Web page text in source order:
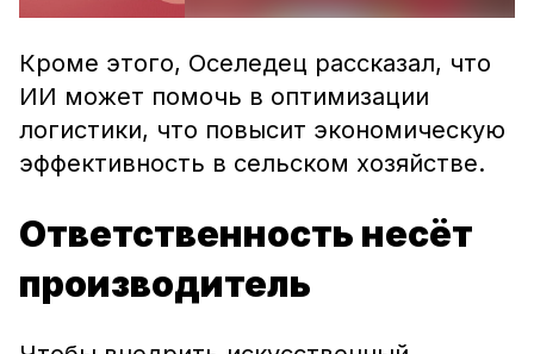
Кроме этого, Оселедец рассказал, что
ИИ может помочь в оптимизации
логистики, что повысит экономическую
эффективность в сельском хозяйстве.
Ответственность несёт
производитель